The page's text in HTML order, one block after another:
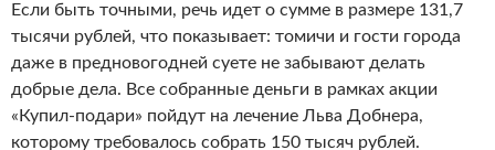
Если быть точными, речь идет о сумме в размере 131,7
тысячи рублей, что показывает: томичи и гости города
даже в предновогодней суете не забывают делать
добрые дела. Все собранные деньги в рамках акции
«Купил-подари» пойдут на лечение Льва Добнера,
которому требовалось собрать 150 тысяч рублей.